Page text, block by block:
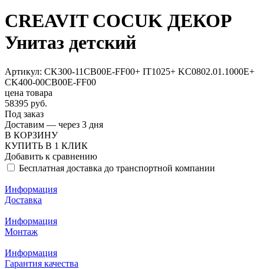
CREAVIT COCUK ДЕКОР
Унитаз детский
Артикул: CK300-11CB00E-FF00+ IT1025+ KC0802.01.1000E+
CK400-00CB00E-FF00
цена товара
58395 руб.
Под заказ
Доставим — через 3 дня
В КОРЗИНУ
КУПИТЬ В 1 КЛИК
Добавить к сравнению
Бесплатная доставка до транспортной компании
Информация
Доставка
Информация
Монтаж
Информация
Гарантия качества